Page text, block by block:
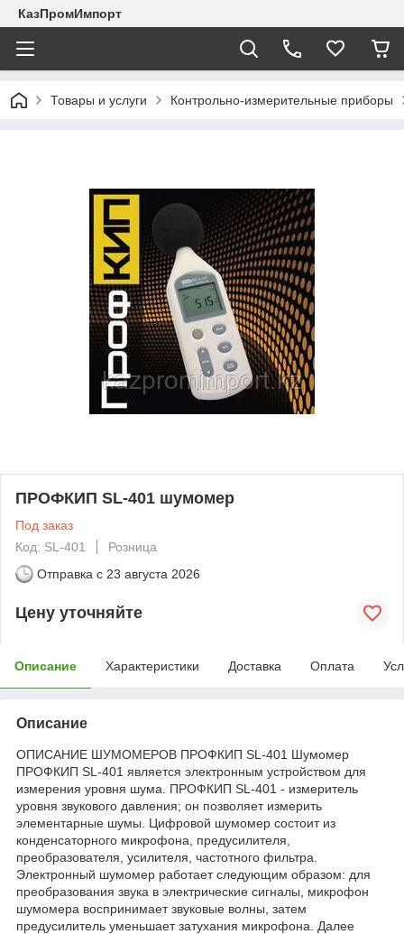
КазПромИмпорт
Товары и услуги Контрольно-измерительные приборы
ПРОФКИП SL-401 шумомер
Под заказ
Код: SL-401
Розница
Отправка с 23 августа 2026
Цену уточняйте
Описание Характеристики Доставка Оплата
Описание
ОПИСАНИЕ ШУМОМЕРОВ ПРОФКИП SL-401 Шумомер
ПРОФКИП SL-401 является электронным устройством для
измерения уровня шума. ПРОФКИП SL-401 - измеритель
уровня звукового давления; он позволяет измерить
элементарные шумы. Цифровой шумомер состоит из
конденсаторного микрофона, предусилителя,
преобразователя, усилителя, частотного фильтра.
Электронный шумомер работает следующим образом: для
преобразования звука в электрические сигналы, микрофон
шумомера воспринимает звуковые волны, затем
предусилитель уменьшает затухания микрофона. Далее